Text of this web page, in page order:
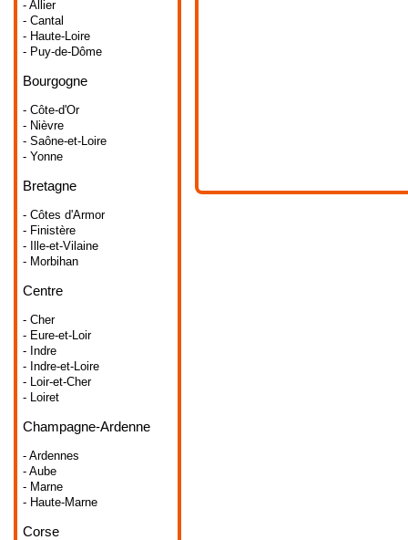
- Allier
- Cantal
- Haute-Loire
- Puy-de-Dôme
Bourgogne
- Côte-d'Or
- Nièvre
- Saône-et-Loire
- Yonne
Bretagne
- Côtes d'Armor
- Finistère
- Ille-et-Vilaine
- Morbihan
Centre
- Cher
- Eure-et-Loir
- Indre
- Indre-et-Loire
- Loir-et-Cher
- Loiret
Champagne-Ardenne
- Ardennes
- Aube
- Marne
- Haute-Marne
Corse